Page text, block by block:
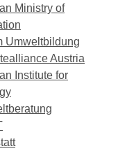
Ministry of
Umweltbildung
Austria
Institute for